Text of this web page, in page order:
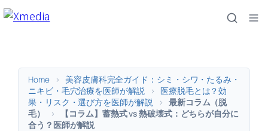
内
Home >
美容皮膚科完全ガイド：シミ・シワ・たるみ・
ニキビ・毛穴治療を医師が解説
>
医療脱毛とは？効
果・リスク・選び方を医師が解説
>
最新コラム（脱
毛）
>
【コラム】蓄熱式 vs 熱破壊式：どちらが自分に
合う？医師が解説